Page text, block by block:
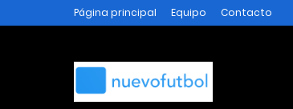
Página principal Equipo Contacto